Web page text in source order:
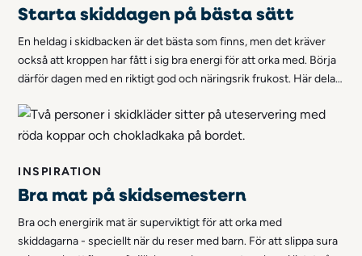
Starta skiddagen på bästa sätt
En heldag i skidbacken är det bästa som finns, men det kräver
också att kroppen har fått i sig bra energi för att orka med. Börja
därför dagen med en riktigt god och näringsrik frukost. Här delar
INSPIRATION
Bra mat på skidsemestern
Bra och energirik mat är superviktigt för att orka med
skiddagarna - speciellt när du reser med barn. För att slippa sura